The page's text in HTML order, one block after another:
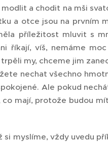
a chodit na mši
a otce jsou na prvním
příležitost mluvit s
říkají, víš, nemáme
my, chceme jim
nechat všechno
Ale pokud
mají, protože budou
myslíme, vždy uvedu